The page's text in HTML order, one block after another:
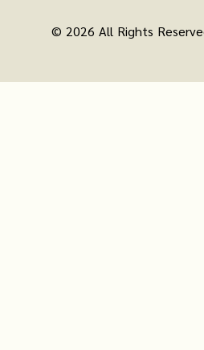
© 2026 All Rights